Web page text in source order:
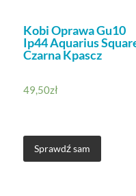
Kobi Oprawa Gu10
Ip44 Aquarius
Czarna Kpascz
49,50zł
Sprawdź sam